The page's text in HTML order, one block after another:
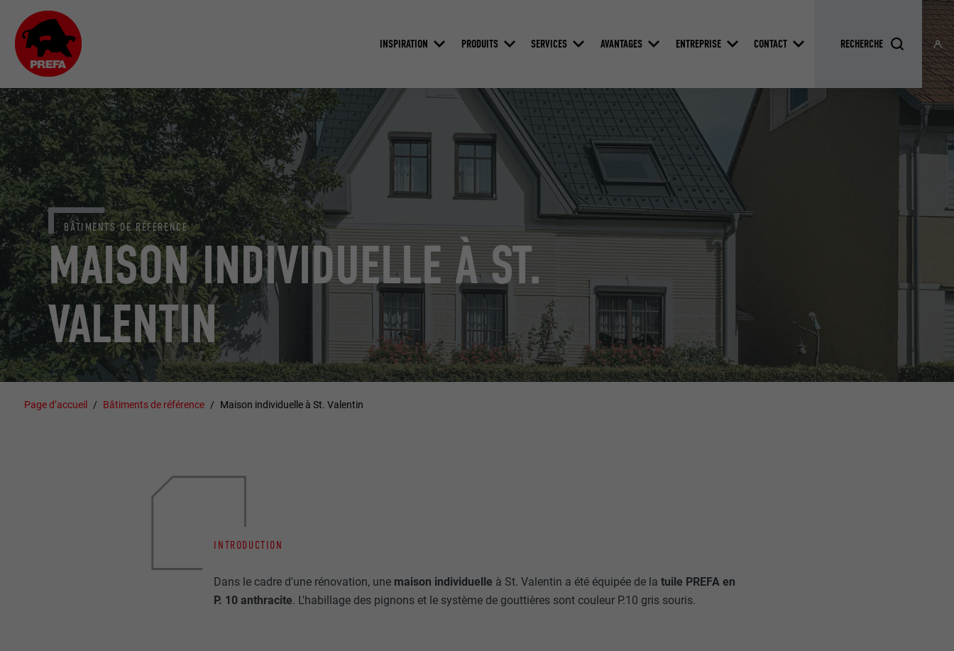
INSPIRATION PRODUITS SERVICES AVANTAGES ENTREPRISE CONTACT
MAISON INDIVIDUELLE À ST.
VALENTIN
BÂTIMENTS DE RÉFÉRENCE
Page d’accueil Bâtiments de référence Maison individuelle à St. Valentin
INTRODUCTION
Dans le cadre d'une rénovation, une maison individuelle à St. Valentin a été équipée de latuile PREFA en
P. 10 anthracite. L'habillage des pignons et le système de gouttières sont couleur P.10 gris souris.